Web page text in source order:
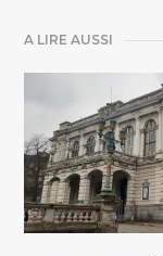
A LIRE AUSSI